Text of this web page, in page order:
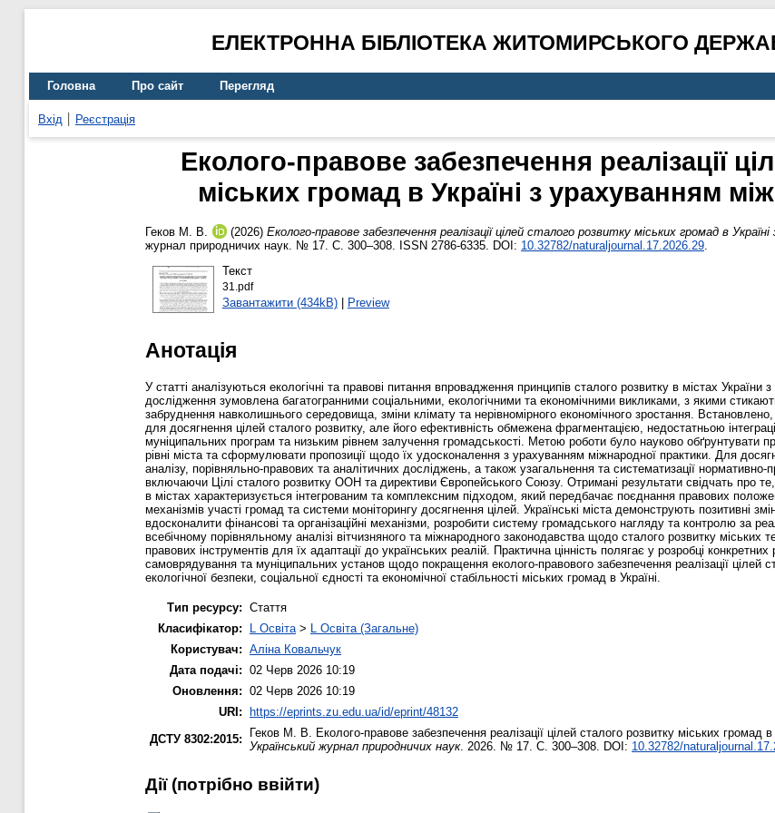
ЕЛЕКТРОННА БІБЛІОТЕКА ЖИТОМИРСЬКОГО
Головна Про сайт Перегляд
Вхід Реєстрація
Еколого-правове забезпечення реалізації
міських громад в Україні з урахуванням
Геков М. В. (2026) Еколого-правове забезпечення реалізації цілей сталого розвитку міських громад в
журнал природничих наук. № 17. С. 300–308. ISSN 2786-6335. DOI: 10.32782/naturaljournal.17.2026.29.
Текст
31.pdf
Завантажити (434kB)| Preview
Анотація
У статті аналізуються екологічні та правові питання впровадження принципів сталого розвитку в містах України
дослідження зумовлена ​​багатогранними соціальними, екологічними та економічними викликами, з якими
забруднення навколишнього середовища, зміни клімату та нерівномірного економічного зростання.
для досягнення цілей сталого розвитку, але його ефективність обмежена фрагментацією, недостатньою
муніципальних програм та низьким рівнем залучення громадськості. Метою роботи було науково обґрунтувати
рівні міста та сформулювати пропозиції щодо їх удосконалення з урахуванням міжнародної практики. Для
аналізу, порівняльно-правових та аналітичних досліджень, а також узагальнення та систематизації нормативно-
включаючи Цілі сталого розвитку ООН та директиви Європейського Союзу. Отримані результати свідчать про
в містах характеризується інтегрованим та комплексним підходом, який передбачає поєднання правових
механізмів участі громад та системи моніторингу досягнення цілей. Українські міста демонструють позитивні
вдосконалити фінансові та організаційні механізми, розробити систему громадського нагляду та контролю за
всебічному порівняльному аналізі вітчизняного та міжнародного законодавства щодо сталого розвитку міських
правових інструментів для їх адаптації до українських реалій. Практична цінність полягає у розробці
самоврядування та муніципальних установ щодо покращення еколого-правового забезпечення реалізації цілей
екологічної безпеки, соціальної єдності та економічної стабільності міських громад в Україні.
Тип ресурсу: Стаття
Класифікатор:
L Освіта > L Освіта (Загальне)
Користувач: Аліна Ковальчук
Дата подачі: 02 Черв 2026 10:19
Оновлення: 02 Черв 2026 10:19
URI: https://eprints.zu.edu.ua/id/eprint/48132
ДСТУ 8302:2015:
Геков М. В.
Еколого-правове забезпечення реалізації цілей сталого розвитку міських громад
Український журнал природничих наук. 2026. № 17. С. 300–308. DOI: 10.32782/
Дії ​​(потрібно ввійти)